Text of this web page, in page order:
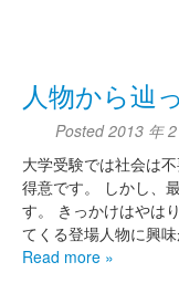
人物から辿
Posted2013 年
大学受験では社会は
得意です。 しかし、
す。 きっかけはやは
てくる登場人物に興
Read more »